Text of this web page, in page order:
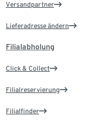
Versandpartner
Lieferadresse ändern
Filialabholung
Click & Collect
Filialreservierung
Filialfinder